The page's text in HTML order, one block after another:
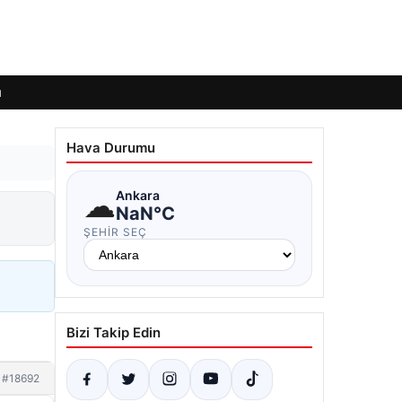
#18692
Hava Durumu
☁Ankara
NaN°C
ŞEHIR SEÇ
Bizi Takip Edin